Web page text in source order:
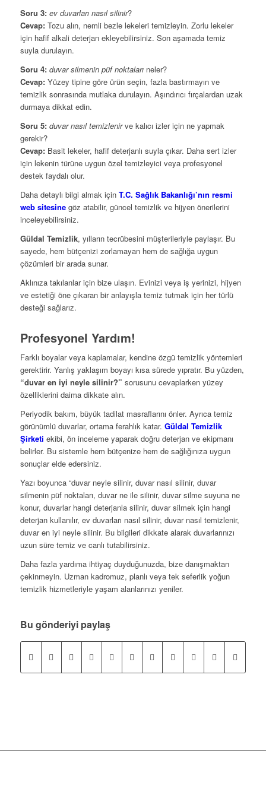
Soru 3: ev duvarları nasıl silinir?
Cevap:Tozu alın, nemli bezle lekeleri temizleyin. Zorlu lekeler
için hafif alkali deterjan ekleyebilirsiniz. Son aşamada temiz
suyla durulayın.
Soru 4: duvar silmenin püf noktalarıneler?
Cevap:Yüzey tipine göre ürün seçin, fazla bastırmayın ve
temizlik sonrasında mutlaka durulayın. Aşındırıcı fırçalardan uzak
durmaya dikkat edin.
Soru 5: duvar nasıl temizlenirve kalıcı izler için ne yapmak
gerekir?
Cevap:Basit lekeler, hafif deterjanlı suyla çıkar. Daha sert izler
için lekenin türüne uygun özel temizleyici veya profesyonel
destek faydalı olur.
Daha detaylı bilgi almak için T.C. Sağlık Bakanlığı’nın resmi
web sitesinegöz atabilir, güncel temizlik ve hijyen önerilerini
inceleyebilirsiniz.
Güldal Temizlik, yılların tecrübesini müşterileriyle paylaşır. Bu
sayede, hem bütçenizi zorlamayan hem de sağlığa uygun
çözümleri bir arada sunar.
Aklınıza takılanlar için bize ulaşın. Evinizi veya iş yerinizi, hijyen
ve estetiği öne çıkaran bir anlayışla temiz tutmak için her türlü
desteği sağlarız.
Profesyonel Yardım!
Farklı boyalar veya kaplamalar, kendine özgü temizlik yöntemleri
gerektirir. Yanlış yaklaşım boyayı kısa sürede yıpratır. Bu yüzden,
“duvar en iyi neyle silinir?” sorusunu cevaplarken yüzey
özelliklerini daima dikkate alın.
Periyodik bakım, büyük tadilat masraflarını önler. Ayrıca temiz
görünümlü duvarlar, ortama ferahlık katar. Güldal Temizlik
Şirketi ekibi, ön inceleme yaparak doğru deterjan ve ekipmanı
belirler. Bu sistemle hem bütçenize hem de sağlığınıza uygun
sonuçlar elde edersiniz.
Yazı boyunca “duvar neyle silinir, duvar nasıl silinir, duvar
silmenin püf noktaları, duvar ne ile silinir, duvar silme suyuna ne
konur, duvarlar hangi deterjanla silinir, duvar silmek için hangi
deterjan kullanılır, ev duvarları nasıl silinir, duvar nasıl temizlenir,
duvar en iyi neyle silinir. Bu bilgileri dikkate alarak duvarlarınızı
uzun süre temiz ve canlı tutabilirsiniz.
Daha fazla yardıma ihtiyaç duyduğunuzda, bize danışmaktan
çekinmeyin. Uzman kadromuz, planlı veya tek seferlik yoğun
temizlik hizmetleriyle yaşam alanlarınızı yeniler.
Bu gönderiyi paylaş